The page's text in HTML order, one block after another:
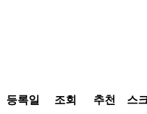
등록일 조회 추천 스